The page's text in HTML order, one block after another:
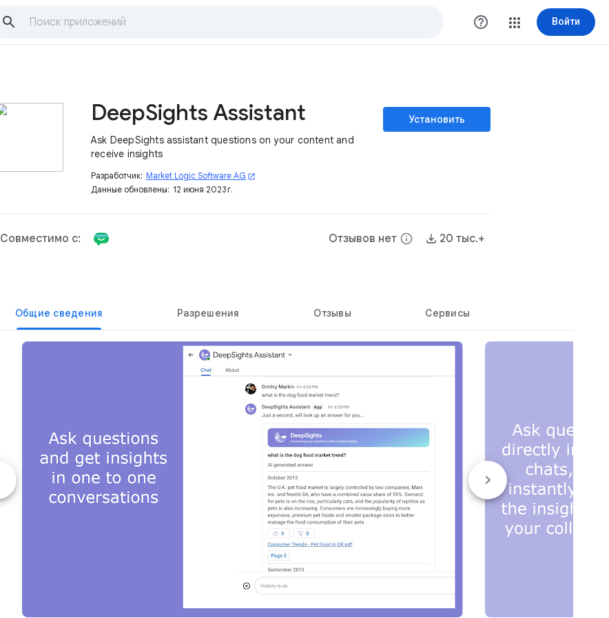
help_outline Войти
DeepSights Assistant
Ask DeepSights assistant questions on your content and
receive insights
Разработчик: Market Logic Software AG open_in_new
Данные обновлены: 12 июня 2023 г.
Установить
Совместимо с: Отзывов нет info 20 тыс.+
Общие сведения Разрешения Отзывы Сервисы